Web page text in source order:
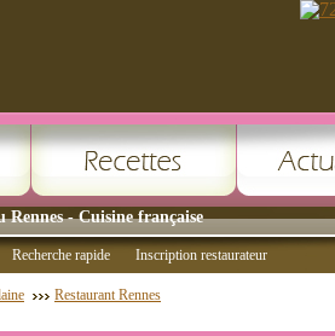
Rennes - Cuisine française
Recherche rapide Inscription restaurateur
Restaurant Rennes